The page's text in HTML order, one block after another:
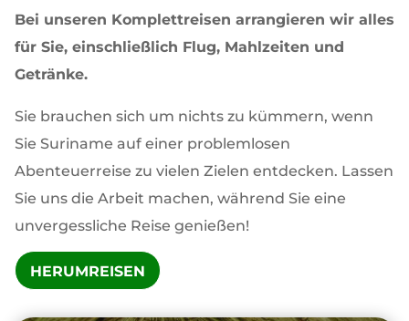
Bei unseren Komplettreisen arrangieren wir alles
für Sie, einschließlich Flug, Mahlzeiten und
Getränke.
Sie brauchen sich um nichts zu kümmern, wenn
Sie Suriname auf einer problemlosen
Abenteuerreise zu vielen Zielen entdecken. Lassen
Sie uns die Arbeit machen, während Sie eine
unvergessliche Reise genießen!
HERUMREISEN